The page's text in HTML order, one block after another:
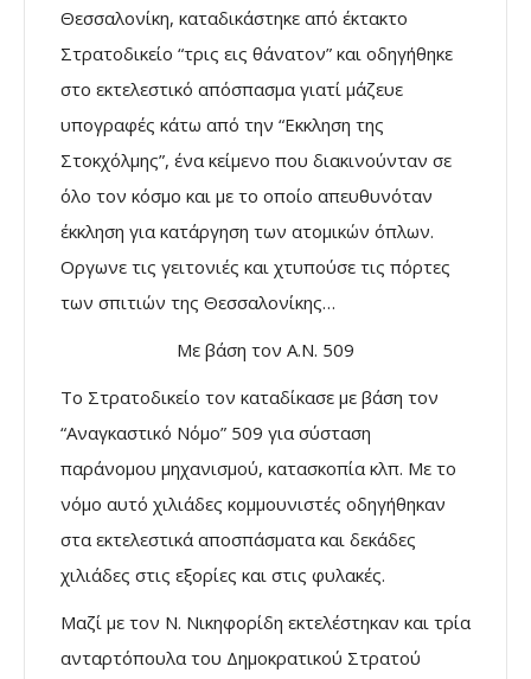
Θεσσαλονίκη, καταδικάστηκε από έκτακτο
Στρατοδικείο “τρις εις θάνατον” και οδηγήθηκε
στο εκτελεστικό απόσπασμα γιατί μάζευε
υπογραφές κάτω από την “Εκκληση της
Στοκχόλμης”, ένα κείμενο που διακινούνταν σε
όλο τον κόσμο και με το οποίο απευθυνόταν
έκκληση για κατάργηση των ατομικών όπλων.
Οργωνε τις γειτονιές και χτυπούσε τις πόρτες
των σπιτιών της Θεσσαλονίκης…
Με βάση τον Α.Ν. 509
Το Στρατοδικείο τον καταδίκασε με βάση τον
“Αναγκαστικό Νόμο” 509 για σύσταση
παράνομου μηχανισμού, κατασκοπία κλπ. Με το
νόμο αυτό χιλιάδες κομμουνιστές οδηγήθηκαν
στα εκτελεστικά αποσπάσματα και δεκάδες
χιλιάδες στις εξορίες και στις φυλακές.
Μαζί με τον Ν. Νικηφορίδη εκτελέστηκαν και τρία
ανταρτόπουλα του Δημοκρατικού Στρατού